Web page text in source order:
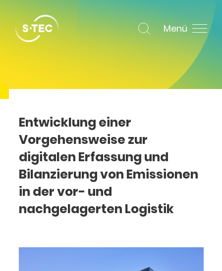
Menü
Entwicklung einer
Vorgehensweise zur
digitalen Erfassung und
Bilanzierung von Emissionen
in der vor- und
nachgelagerten Logistik